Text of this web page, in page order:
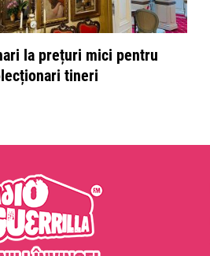
la prețuri mici pentru
tineri